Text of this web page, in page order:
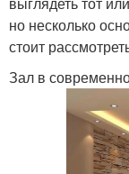
но несколько
стоит
Зал в